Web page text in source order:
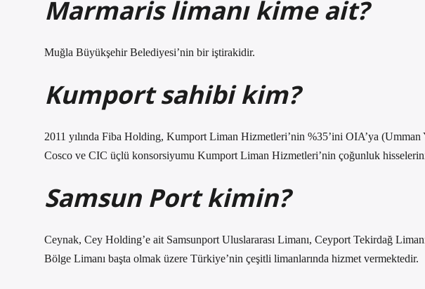
Marmaris limanı kime ait?
Muğla Büyükşehir Belediyesi’nin bir iştirakidir.
Kumport sahibi kim?
2011 yılında Fiba Holding, Kumport Liman Hizmetleri’nin %35’ini OIA’ya (Umman
Cosco ve CIC üçlü konsorsiyumu Kumport Liman Hizmetleri’nin çoğunluk hisselerini
Samsun Port kimin?
Ceynak, Cey Holding’e ait Samsunport Uluslararası Limanı, Ceyport Tekirdağ
Bölge Limanı başta olmak üzere Türkiye’nin çeşitli limanlarında hizmet vermektedir.